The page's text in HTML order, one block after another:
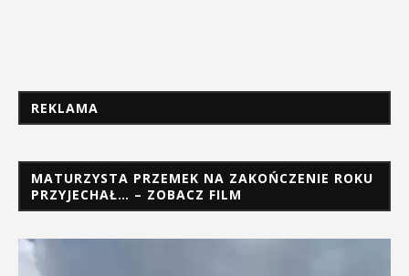
REKLAMA
MATURZYSTA PRZEMEK NA ZAKOŃCZENIE ROKU
PRZYJECHAŁ… – ZOBACZ FILM
Odtwarzacz